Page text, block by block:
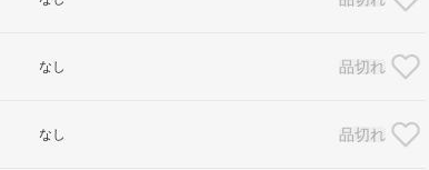
なし 品切れ
なし 品切れ